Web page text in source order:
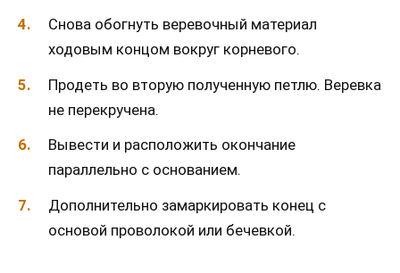
Снова обогнуть веревочный материал
ходовым концом вокруг корневого.
Продеть во вторую полученную петлю. Веревка
не перекручена.
Вывести и расположить окончание
параллельно с основанием.
Дополнительно замаркировать конец с
основой проволокой или бечевкой.